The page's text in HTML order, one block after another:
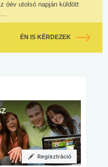
óév utolsó napján küldött
ÉN IS KÉRDEZEK